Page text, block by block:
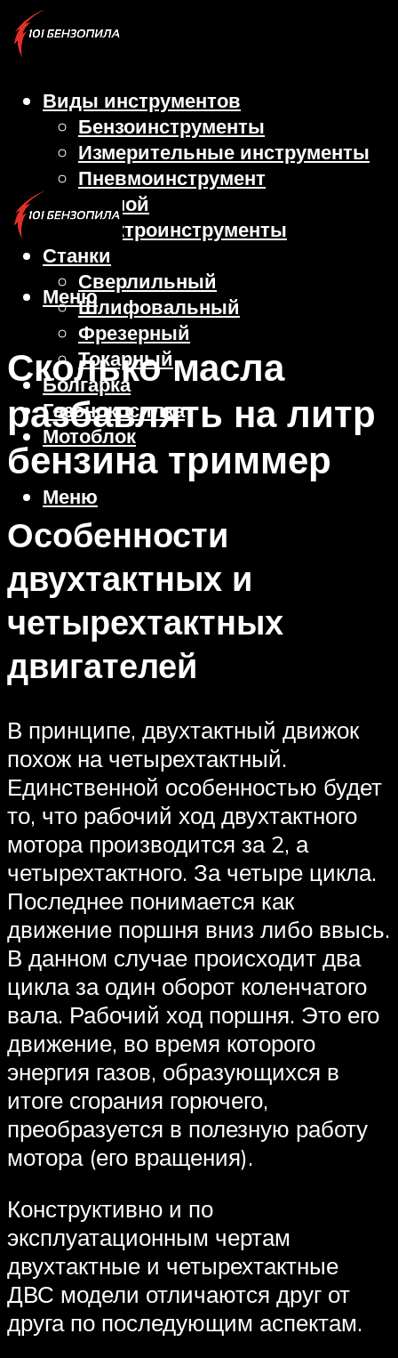
Виды инструментов
Бензоинструменты
Измерительные инструменты
Пневмоинструмент
Ручной
Электроинструменты
Станки
Сверлильный
Шлифовальный
Фрезерный
Токарный
Болгарка
Газонокосилка
Мотоблок
Меню
Меню
Сколько масла
разбавлять на литр
бензина триммер
Особенности
двухтактных и
четырехтактных
двигателей
В принципе, двухтактный движок
похож на четырехтактный.
Единственной особенностью будет
то, что рабочий ход двухтактного
мотора производится за 2, а
четырехтактного. За четыре цикла.
Последнее понимается как
движение поршня вниз либо ввысь.
В данном случае происходит два
цикла за один оборот коленчатого
вала. Рабочий ход поршня. Это его
движение, во время которого
энергия газов, образующихся в
итоге сгорания горючего,
преобразуется в полезную работу
мотора (его вращения).
Конструктивно и по
эксплуатационным чертам
двухтактные и четырехтактные
ДВС модели отличаются друг от
друга по последующим аспектам.